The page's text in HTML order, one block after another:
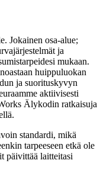
Jokainen osa-alue;
ja
mukaan.
huippuluokan
ja suorituskyvyn
aktiivisesti
Älykodin ratkaisuja
standardi, mikä
tarpeeseen etkä ole
päivittää laitteitasi